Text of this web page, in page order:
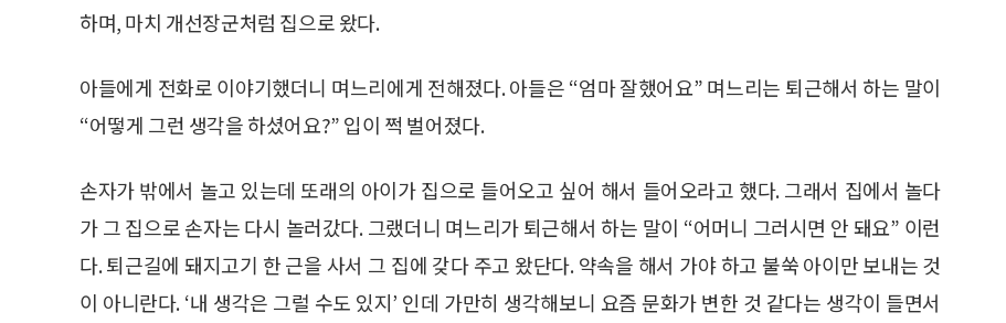
하며, 마치 개선장군처럼 집으로 왔다.
아들에게 전화로 이야기했더니 며느리에게 전해졌다. 아들은 “엄마 잘했어요” 며느리는 퇴근해서 하는 말이
“어떻게 그런 생각을 하셨어요?” 입이 쩍 벌어졌다.
손자가 밖에서 놀고 있는데 또래의 아이가 집으로 들어오고 싶어 해서 들어오라고 했다. 그래서 집에서 놀다
가 그 집으로 손자는 다시 놀러갔다. 그랬더니 며느리가 퇴근해서 하는 말이 “어머니 그러시면 안 돼요” 이런
다. 퇴근길에 돼지고기 한 근을 사서 그 집에 갖다 주고 왔단다. 약속을 해서 가야 하고 불쑥 아이만 보내는 것
이 아니란다. ‘내 생각은 그럴 수도 있지’ 인데 가만히 생각해보니 요즘 문화가 변한 것 같다는 생각이 들면서